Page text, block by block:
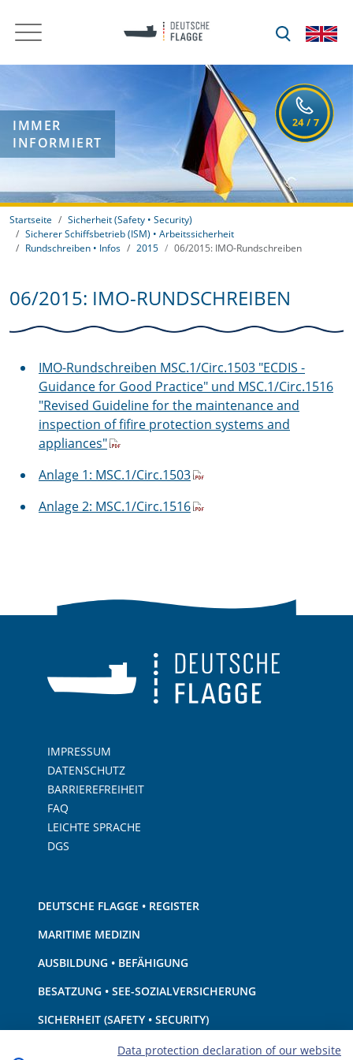
IMMER
INFORMIERT
Startseite
Sicherheit (Safety • Security)
Sicherer Schiffsbetrieb (ISM) • Arbeitssicherheit
Rundschreiben • Infos
2015 06/2015: IMO-Rundschreiben
06/2015: IMO-RUNDSCHREIBEN
IMO-Rundschreiben MSC.1/Circ.1503 "ECDIS -
Guidance for Good Practice" und MSC.1/Circ.1516
"Revised Guideline for the maintenance and
inspection of fifire protection systems and
appliances"
Anlage 1: MSC.1/Circ.1503
Anlage 2: MSC.1/Circ.1516
IMPRESSUM
DATENSCHUTZ
BARRIEREFREIHEIT
FAQ
LEICHTE SPRACHE
DGS
DEUTSCHE FLAGGE • REGISTER
MARITIME MEDIZIN
AUSBILDUNG • BEFÄHIGUNG
BESATZUNG • SEE-SOZIALVERSICHERUNG
SICHERHEIT (SAFETY • SECURITY)
SCHIFF • AUSRÜSTUNGData protection declaration of our website